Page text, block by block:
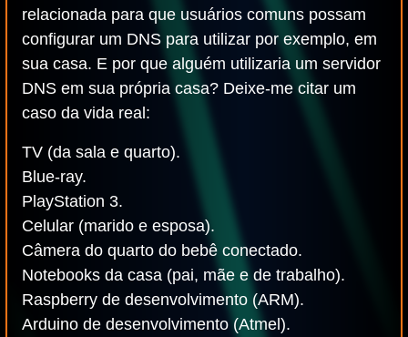
relacionada para que usuários comuns possam
configurar um DNS para utilizar por exemplo, em
sua casa. E por que alguém utilizaria um servidor
DNS em sua própria casa? Deixe-me citar um
caso da vida real:
TV (da sala e quarto).
Blue-ray.
PlayStation 3.
Celular (marido e esposa).
Câmera do quarto do bebê conectado.
Notebooks da casa (pai, mãe e de trabalho).
Raspberry de desenvolvimento (ARM).
Arduino de desenvolvimento (Atmel).